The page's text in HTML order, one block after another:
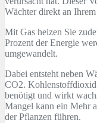
Wächter direkt an
Mit Gas heizen Sie
Prozent der Energie
umgewandelt.
Dabei entsteht neben
CO2.
benötigt und wirkt
Mangel kann ein Mehr
der Pflanzen führen.